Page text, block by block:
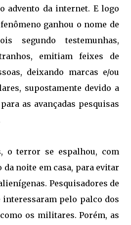
advento da internet. E logo
ganhou o nome de
segundo testemunhas,
emitiam feixes de
deixando marcas e/ou
supostamente devido a
as avançadas pesquisas
o terror se espalhou, com
da noite em casa, para evitar
Pesquisadores de
pelo palco dos
os militares. Porém, as